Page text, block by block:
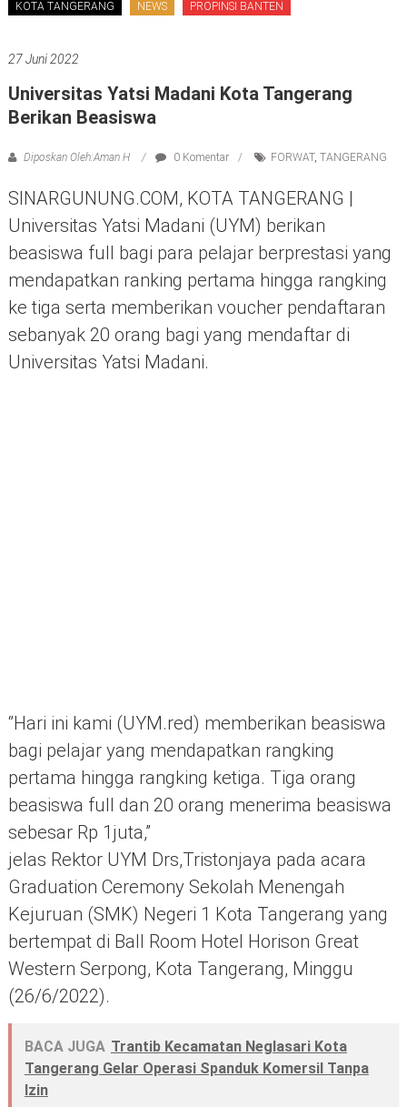
KOTA TANGERANG NEWS PROPINSI BANTEN
27 Juni 2022
Universitas Yatsi Madani Kota Tangerang
Berikan Beasiswa
Diposkan Oleh:Aman H 0 Komentar FORWAT, TANGERANG
SINARGUNUNG.COM, KOTA TANGERANG |
Universitas Yatsi Madani (UYM) berikan
beasiswa full bagi para pelajar berprestasi yang
mendapatkan ranking pertama hingga rangking
ke tiga serta memberikan voucher pendaftaran
sebanyak 20 orang bagi yang mendaftar di
Universitas Yatsi Madani.
‘’Hari ini kami (UYM.red) memberikan beasiswa
bagi pelajar yang mendapatkan rangking
pertama hingga rangking ketiga. Tiga orang
beasiswa full dan 20 orang menerima beasiswa
sebesar Rp 1juta,”
jelas Rektor UYM Drs,Tristonjaya pada acara
Graduation Ceremony Sekolah Menengah
Kejuruan (SMK) Negeri 1 Kota Tangerang yang
bertempat di Ball Room Hotel Horison Great
Western Serpong, Kota Tangerang, Minggu
(26/6/2022).
BACA JUGA Trantib Kecamatan Neglasari Kota
Tangerang Gelar Operasi Spanduk Komersil Tanpa
Izin